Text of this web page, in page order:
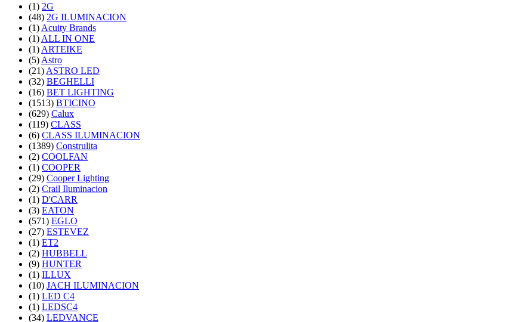
(1) 2G
(48) 2G ILUMINACION
(1) Acuity Brands
(1) ALL IN ONE
(1) ARTEIKE
(5) Astro
(21) ASTRO LED
(32) BEGHELLI
(16) BET LIGHTING
(1513) BTICINO
(629) Calux
(119) CLASS
(6) CLASS ILUMINACION
(1389) Construlita
(2) COOLFAN
(1) COOPER
(29) Cooper Lighting
(2) Crail Iluminacion
(1) D'CARR
(3) EATON
(571) EGLO
(27) ESTEVEZ
(1) ET2
(2) HUBBELL
(9) HUNTER
(1) ILLUX
(10) JACH ILUMINACION
(1) LED C4
(1) LEDSC4
(34) LEDVANCE